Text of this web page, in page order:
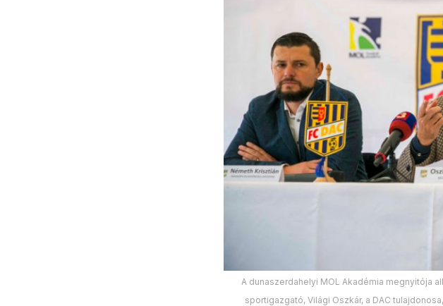
A dunaszerdahelyi MOL Akadémia megnyitója
sportigazgató, Világi Oszkár, a DAC